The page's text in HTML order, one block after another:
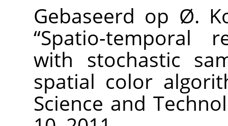
Gebaseerd op Ø.
“Spatio-temporal
with stochastic
spatial color
Science and